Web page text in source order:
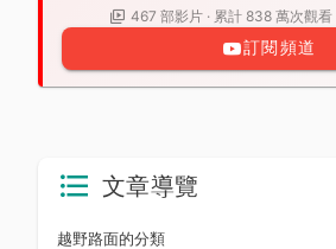
467 部影片 · 累計 838 萬次觀看
訂閱頻道
文章導覽
越野路面的分類